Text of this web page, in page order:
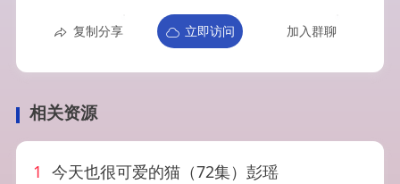
复制分享 立即访问 加入群聊
相关资源
1 今天也很可爱的猫（72集）彭瑶